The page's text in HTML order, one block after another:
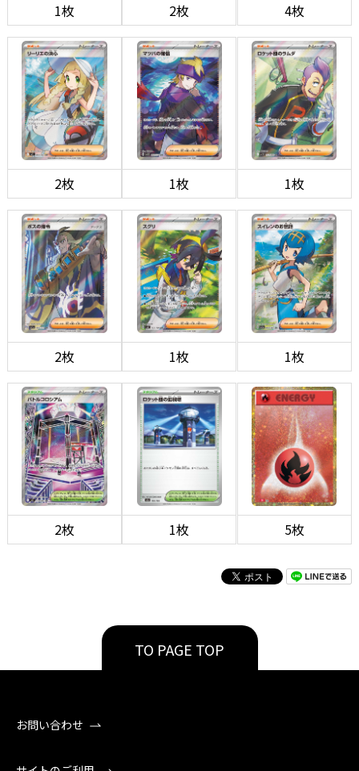
1枚 2枚 4枚
2枚 1枚 1枚
2枚 1枚 1枚
2枚 1枚 5枚
TO PAGE TOP
お問い合わせ